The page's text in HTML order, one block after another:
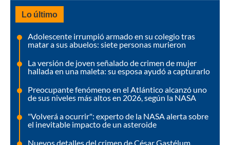
Lo último
Adolescente irrumpió armado en su colegio tras
matar a sus abuelos: siete personas murieron
La versión de joven señalado de crimen de mujer
hallada en una maleta: su esposa ayudó a capturarlo
Preocupante fenómeno en el Atlántico alcanzó uno
de sus niveles más altos en 2026, según la NASA
"Volverá a ocurrir": experto de la NASA alerta sobre
el inevitable impacto de un asteroide
Nuevos detalles del crimen de César Gastélum,